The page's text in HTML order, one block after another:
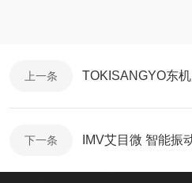
上一条
下一条 IMV艾目微 智能振